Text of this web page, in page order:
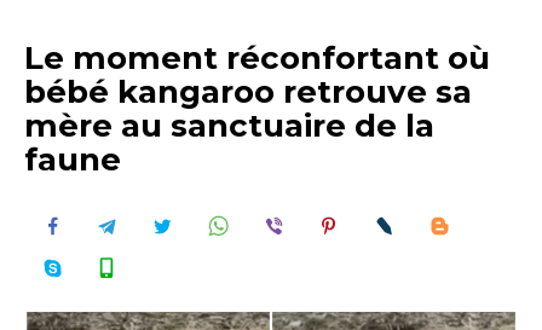
Le moment réconfortant où
bébé kangaroo retrouve sa
mère au sanctuaire de la
faune